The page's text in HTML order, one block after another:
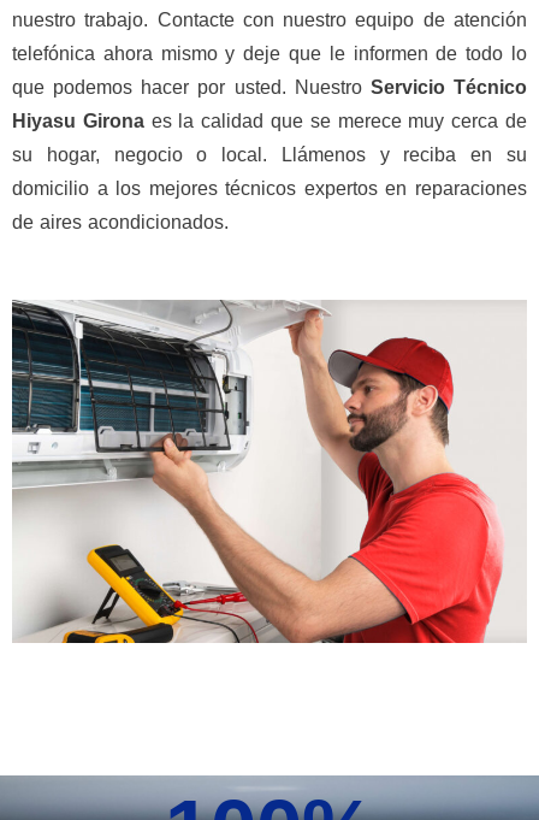
nuestro trabajo. Contacte con nuestro equipo de atención
telefónica ahora mismo y deje que le informen de todo lo
que podemos hacer por usted. Nuestro Servicio Técnico
Hiyasu Gironaes la calidad que se merece muy cerca de
su hogar, negocio o local. Llámenos y reciba en su
domicilio a los mejores técnicos expertos en reparaciones
de aires acondicionados.